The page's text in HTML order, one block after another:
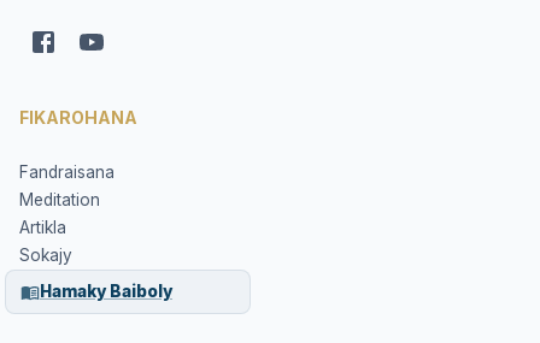
FIKAROHANA
Fandraisana
Meditation
Artikla
Sokajy
Hamaky Baiboly